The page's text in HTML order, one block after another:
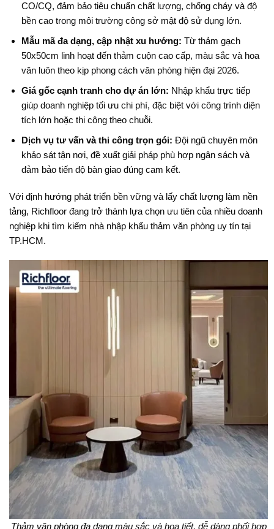
CO/CQ, đảm bảo tiêu chuẩn chất lượng, chống cháy và độ
bền cao trong môi trường công sở mật độ sử dụng lớn.
Mẫu mã đa dạng, cập nhật xu hướng: Từ thảm gạch
50x50cm linh hoạt đến thảm cuộn cao cấp, màu sắc và hoa
văn luôn theo kịp phong cách văn phòng hiện đại 2026.
Giá gốc cạnh tranh cho dự án lớn: Nhập khẩu trực tiếp
giúp doanh nghiệp tối ưu chi phí, đặc biệt với công trình diện
tích lớn hoặc thi công theo chuỗi.
Dịch vụ tư vấn và thi công trọn gói: Đội ngũ chuyên môn
khảo sát tận nơi, đề xuất giải pháp phù hợp ngân sách và
đảm bảo tiến độ bàn giao đúng cam kết.
Với định hướng phát triển bền vững và lấy chất lượng làm nền
tảng, Richfloor đang trở thành lựa chọn ưu tiên của nhiều doanh
nghiệp khi tìm kiếm nhà nhập khẩu thảm văn phòng uy tín tại
TP.HCM.
Thảm văn phòng đa dạng màu sắc và họa tiết, dễ dàng phối hợp